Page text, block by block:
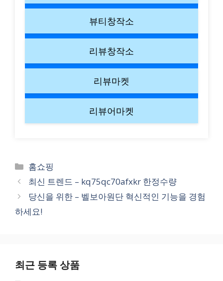
뷰티창작소
리뷰창작소
리뷰마켓
리뷰어마켓
Categories
홈쇼핑
최신 트렌드 – kq75qc70afxkr 한정수량
당신을 위한 – 벨보아원단 혁신적인 기능을 경험
하세요!
최근 등록 상품